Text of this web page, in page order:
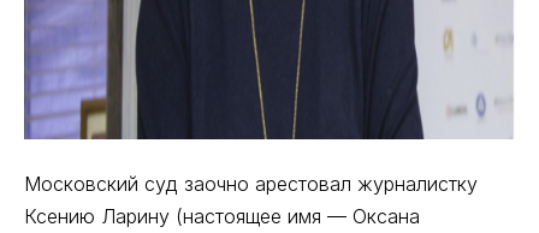
Московский суд заочно арестовал журналистку
Ксению Ларину (настоящее имя — Оксана